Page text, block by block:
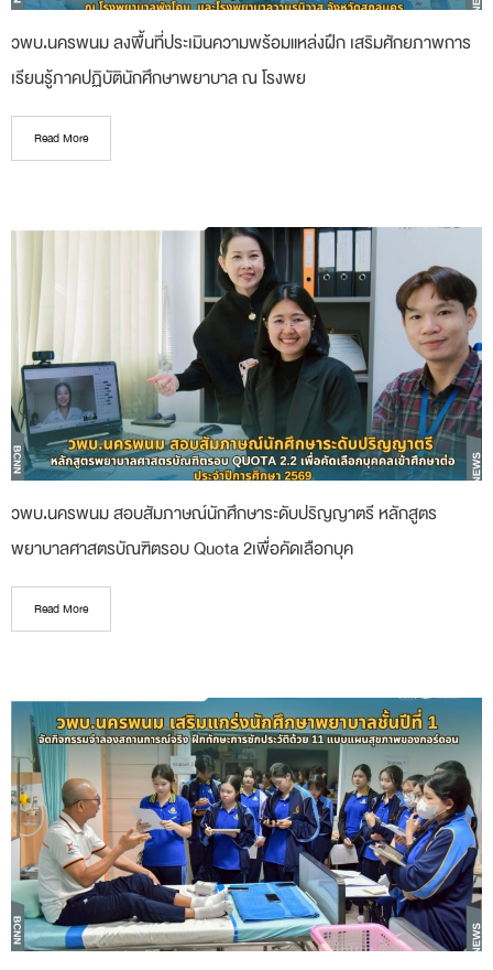
วพบ.นครพนม ลงพื้นที่ประเมินความพร้อมแหล่งฝึก เสริมศักยภาพการ
เรียนรู้ภาคปฏิบัตินักศึกษาพยาบาล ณ โรงพย
Read More
วพบ.นครพนม สอบสัมภาษณ์นักศึกษาระดับปริญญาตรี หลักสูตร
พยาบาลศาสตรบัณฑิตรอบ Quota 2เพื่อคัดเลือกบุค
Read More